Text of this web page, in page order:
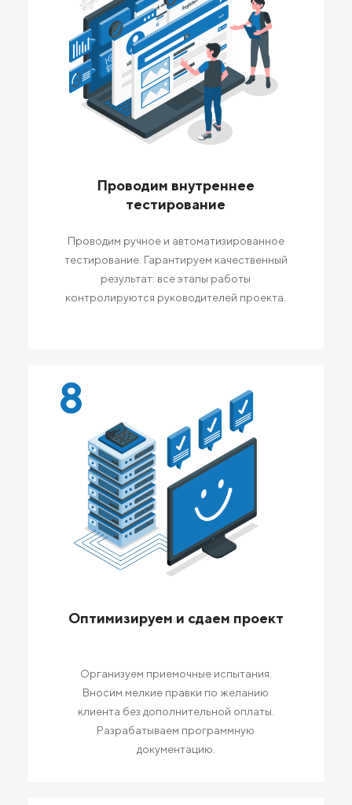
Проводим внутреннее
тестирование
Проводим ручное и автоматизированное
тестирование. Гарантируем качественный
результат: все этапы работы
контролируются руководителей проекта.
8
Оптимизируем и сдаем проект
Организуем приемочные испытания.
Вносим мелкие правки по желанию
клиента без дополнительной оплаты.
Разрабатываем программную
документацию.